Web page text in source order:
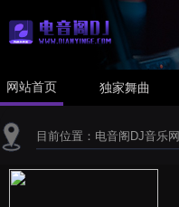
网站首页 独家舞曲
目前位置： 电音阁DJ音乐网